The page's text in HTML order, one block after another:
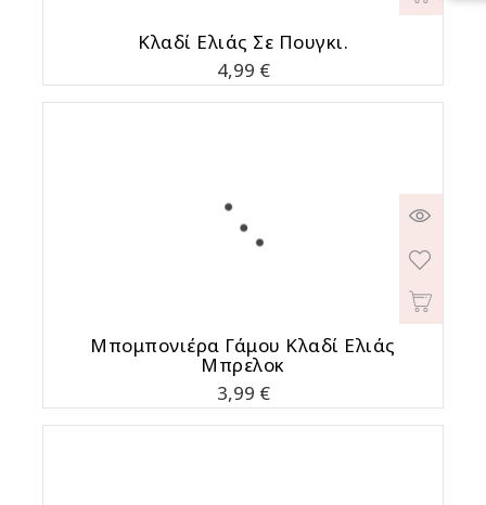
Κλαδί Ελιάς Σε Πουγκι.
Τιμή
4,99 €
Μπομπονιέρα Γάμου Κλαδί Ελιάς
Μπρελοκ
Τιμή
3,99 €